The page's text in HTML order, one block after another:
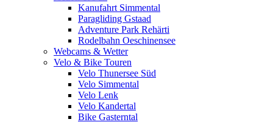
Kanufahrt Simmental
Paragliding Gstaad
Adventure Park Rehärti
Rodelbahn Oeschinensee
Webcams & Wetter
Velo & Bike Touren
Velo Thunersee Süd
Velo Simmental
Velo Lenk
Velo Kandertal
Bike Gasterntal